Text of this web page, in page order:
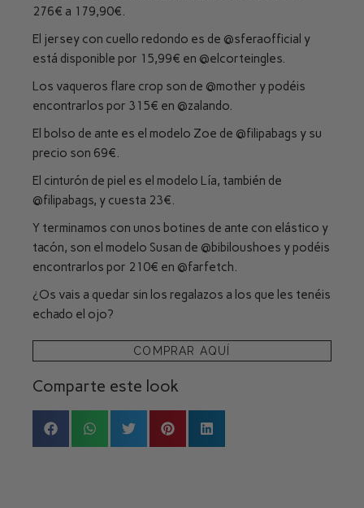
276€ a 179,90€.
El jersey con cuello redondo es de @sferaofficial y
está disponible por 15,99€ en @elcorteingles.
Los vaqueros flare crop son de @mother y podéis
encontrarlos por 315€ en @zalando.
El bolso de ante es el modelo Zoe de @filipabags y su
precio son 69€.
El cinturón de piel es el modelo Lía, también de
@filipabags, y cuesta 23€.
Y terminamos con unos botines de ante con elástico y
tacón, son el modelo Susan de @bibiloushoes y podéis
encontrarlos por 210€ en @farfetch.
¿Os vais a quedar sin los regalazos a los que les tenéis
echado el ojo?
COMPRAR AQUÍ
Comparte este look